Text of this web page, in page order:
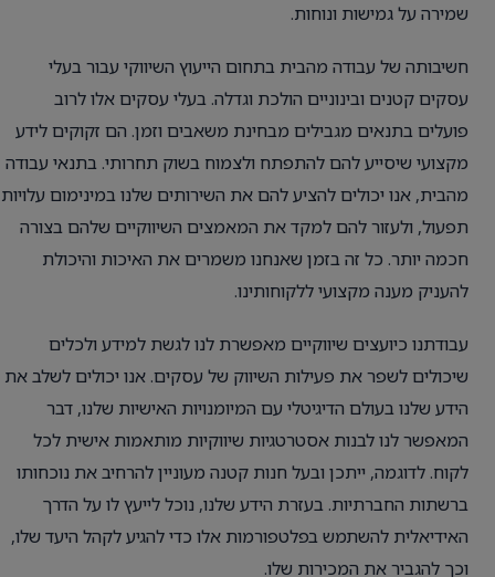
שמירה על גמישות ונוחות.
חשיבותה של עבודה מהבית בתחום הייעוץ השיווקי עבור בעלי
עסקים קטנים ובינוניים הולכת וגדלה. בעלי עסקים אלו לרוב
פועלים בתנאים מגבילים מבחינת משאבים וזמן. הם זקוקים לידע
מקצועי שיסייע להם להתפתח ולצמוח בשוק תחרותי. בתנאי עבודה
מהבית, אנו יכולים להציע להם את השירותים שלנו במינימום עלויות
תפעול, ולעזור להם למקד את המאמצים השיווקיים שלהם בצורה
חכמה יותר. כל זה בזמן שאנחנו משמרים את האיכות והיכולת
להעניק מענה מקצועי ללקוחותינו.
עבודתנו כיועצים שיווקיים מאפשרת לנו לגשת למידע ולכלים
שיכולים לשפר את פעילות השיווק של עסקים. אנו יכולים לשלב את
הידע שלנו בעולם הדיגיטלי עם המיומנויות האישיות שלנו, דבר
המאפשר לנו לבנות אסטרטגיות שיווקיות מותאמות אישית לכל
לקוח. לדוגמה, ייתכן ובעל חנות קטנה מעוניין להרחיב את נוכחותו
ברשתות החברתיות. בעזרת הידע שלנו, נוכל לייעץ לו על הדרך
האידיאלית להשתמש בפלטפורמות אלו כדי להגיע לקהל היעד שלו,
וכך להגביר את המכירות שלו.